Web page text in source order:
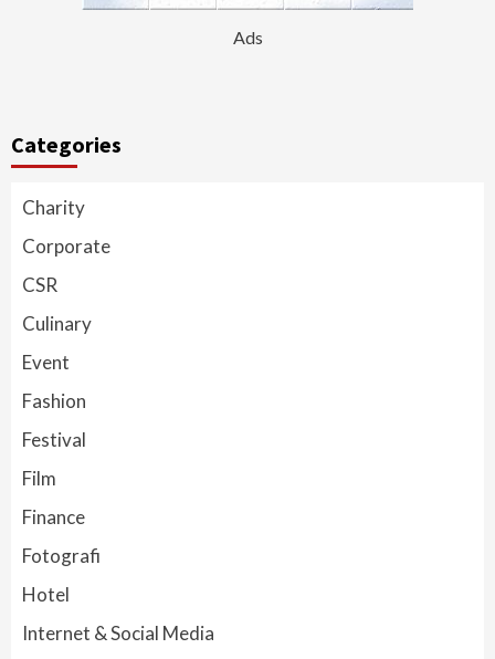
Ads
Categories
Charity
Corporate
CSR
Culinary
Event
Fashion
Festival
Film
Finance
Fotografi
Hotel
Internet & Social Media